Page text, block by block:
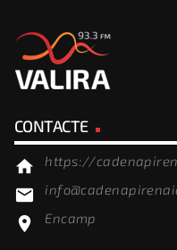
CONTACTE
home https://
email
location_on Encamp